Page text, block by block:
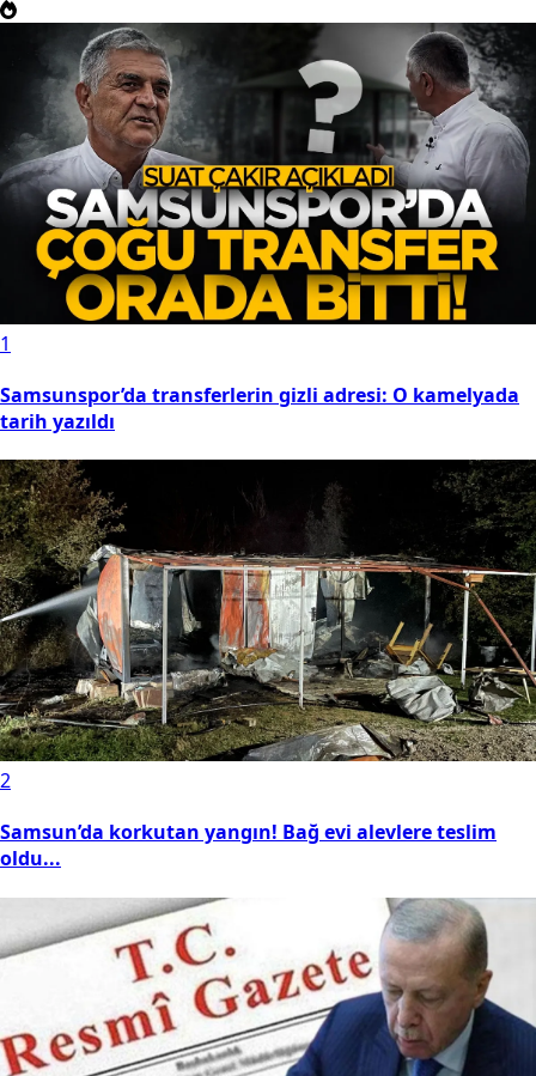
1
Samsunspor’da transferlerin gizli adresi: O kamelyada
tarih yazıldı
2
Samsun’da korkutan yangın! Bağ evi alevlere teslim
oldu...